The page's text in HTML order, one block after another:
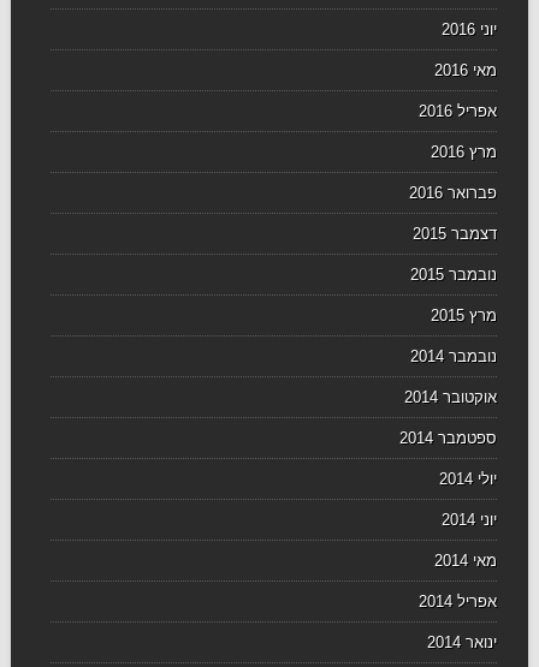
יוני 2016
מאי 2016
אפריל 2016
מרץ 2016
פברואר 2016
דצמבר 2015
נובמבר 2015
מרץ 2015
נובמבר 2014
אוקטובר 2014
ספטמבר 2014
יולי 2014
יוני 2014
מאי 2014
אפריל 2014
ינואר 2014